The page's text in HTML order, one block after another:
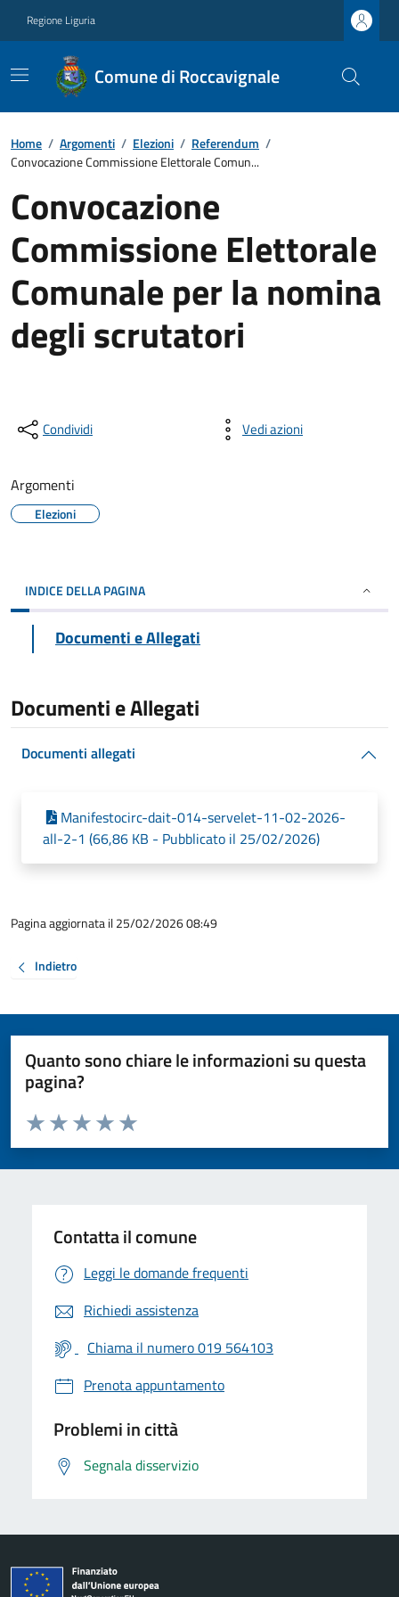
Regione Liguria
Comune di Roccavignale
Home / Argomenti / Elezioni / Referendum /
Convocazione Commissione Elettorale Comun...
Convocazione
Commissione Elettorale
Comunale per la nomina
degli scrutatori
Condividi Vedi azioni
Argomenti
Elezioni
INDICE DELLA PAGINA
Documenti e Allegati
Documenti e Allegati
Documenti allegati
Manifestocirc-dait-014-servelet-11-02-2026-
all-2-1 (66,86 KB - Pubblicato il 25/02/2026)
Pagina aggiornata il 25/02/2026 08:49
Indietro
Quanto sono chiare le informazioni su questa
pagina?
Valuta da 1 a 5 stelle la pagina
Valuta 5 stelle su 5
Valuta 4 stelle su 5
Valuta 3 stelle su 5
Valuta 2 stelle su 5
Valuta 1 stelle su 5
Contatta il comune
Leggi le domande frequenti
Richiedi assistenza
Chiama il numero 019 564103
Prenota appuntamento
Problemi in città
Segnala disservizio